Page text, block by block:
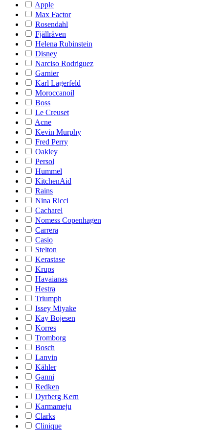
Apple
Max Factor
Rosendahl
Fjällräven
Helena Rubinstein
Disney
Narciso Rodriguez
Garnier
Karl Lagerfeld
Moroccanoil
Boss
Le Creuset
Acne
Kevin Murphy
Fred Perry
Oakley
Persol
Hummel
KitchenAid
Rains
Nina Ricci
Cacharel
Nomess Copenhagen
Carrera
Casio
Stelton
Kerastase
Krups
Havaianas
Hestra
Triumph
Issey Miyake
Kay Bojesen
Korres
Tromborg
Bosch
Lanvin
Kähler
Ganni
Redken
Dyrberg Kern
Karmameju
Clarks
Clinique